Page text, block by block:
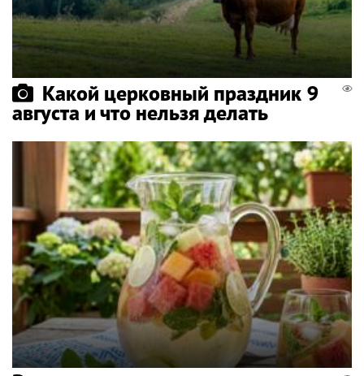
Какой церковный праздник 9
августа и что нельзя делать